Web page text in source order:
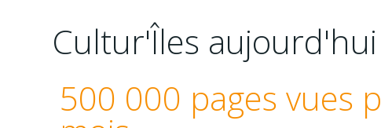
Cultur'Îles aujourd'hui
500 000 pages vues